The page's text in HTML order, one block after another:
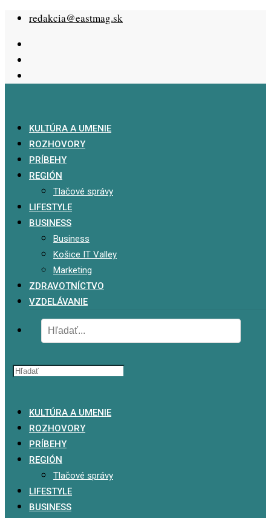
Skip
content
redakcia@eastmag.sk
KULTÚRA A UMENIE
ROZHOVORY
PRÍBEHY
REGIÓN
Tlačové správy
LIFESTYLE
BUSINESS
Business
Košice IT Valley
Marketing
ZDRAVOTNÍCTVO
VZDELÁVANIE
KULTÚRA A UMENIE
ROZHOVORY
PRÍBEHY
REGIÓN
Tlačové správy
LIFESTYLE
BUSINESS